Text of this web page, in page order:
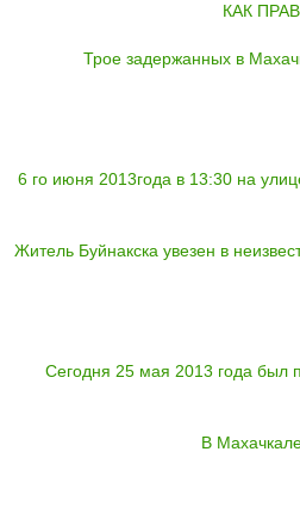
КАК
Трое задержанных в
6 го июня 2013года в 13:30 на
Житель Буйнакска увезен в
Сегодня 25 мая 2013 года был
В